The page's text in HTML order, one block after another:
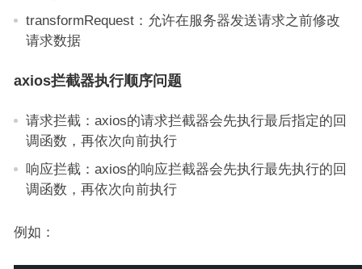
transformRequest：允许在服务器发送请求之前修改
请求数据
axios拦截器执行顺序问题
请求拦截：axios的请求拦截器会先执行最后指定的回
调函数，再依次向前执行
响应拦截：axios的响应拦截器会先执行最先执行的回
调函数，再依次向前执行
例如：